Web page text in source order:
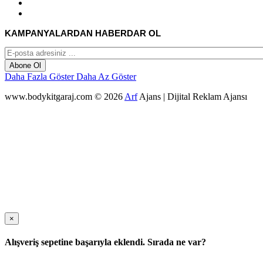
KAMPANYALARDAN HABERDAR OL
Abone Ol
Daha Fazla GösterDaha Az Göster
www.bodykitgaraj.com © 2026 ArfAjans | Dijital Reklam Ajansı
×
Alışveriş sepetine başarıyla eklendi. Sırada ne var?